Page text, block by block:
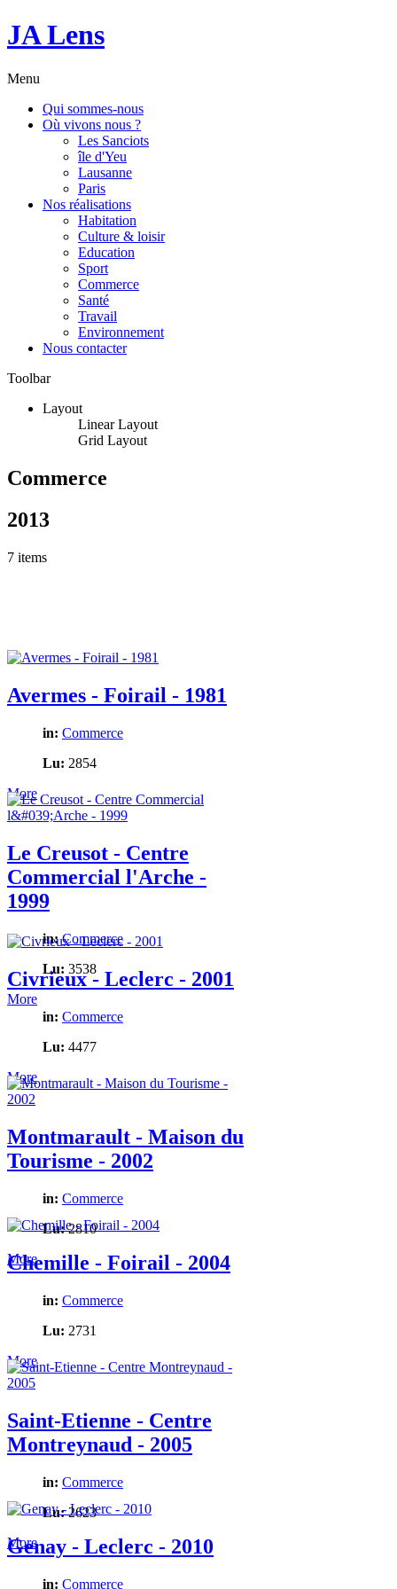
JA Lens
Menu
Qui sommes-nous
Où vivons nous ?
Les Sanciots
île d'Yeu
Lausanne
Paris
Nos réalisations
Habitation
Culture & loisir
Education
Sport
Commerce
Santé
Travail
Environnement
Nous contacter
Toolbar
Layout
Linear Layout
Grid Layout
Commerce
2013
7 items
Avermes - Foirail - 1981
in: Commerce
Lu: 2854
More
Le Creusot - Centre
Commercial l'Arche -
1999
in:Commerce
Lu: 3538
More
Civrieux - Leclerc - 2001
in: Commerce
Lu: 4477
More
Montmarault - Maison du
Tourisme - 2002
in: Commerce
Lu:2810
More
Chemille - Foirail - 2004
in: Commerce
Lu: 2731
More
Saint-Etienne - Centre
Montreynaud - 2005
in: Commerce
Lu:2623
More
Genay - Leclerc - 2010
in: Commerce